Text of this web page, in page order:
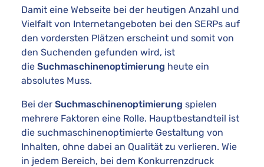
Damit eine Webseite bei der heutigen Anzahl und
Vielfalt von Internetangeboten bei den SERPs auf
den vordersten Plätzen erscheint und somit von
den Suchenden gefunden wird, ist
die Suchmaschinenoptimierung heute ein
absolutes Muss.
Bei der Suchmaschinenoptimierung spielen
mehrere Faktoren eine Rolle. Hauptbestandteil ist
die suchmaschinenoptimierte Gestaltung von
Inhalten, ohne dabei an Qualität zu verlieren. Wie
in jedem Bereich, bei dem Konkurrenzdruck